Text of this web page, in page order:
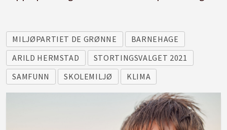
MILJØPARTIET DE GRØNNE
BARNEHAGE
ARILD HERMSTAD
STORTINGSVALGET 2021
SAMFUNN
SKOLEMILJØ KLIMA